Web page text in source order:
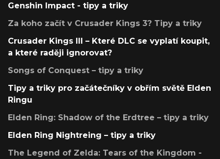
Genshin Impact - tipy a triky
Za koho začít v Crusader Kings 3? Tipy a triky
Crusader Kings III – Které DLC se vyplatí koupit,
a které raději ignorovat?
Songs of Conquest – tipy a triky
Tipy a triky pro začátečníky v obřím světě Elden
Ringu
Elden Ring: Shadow of the Erdtree – tipy a triky
Elden Ring Nightreing – tipy a triky
The Legend of Zelda: Tears of the Kingdom -